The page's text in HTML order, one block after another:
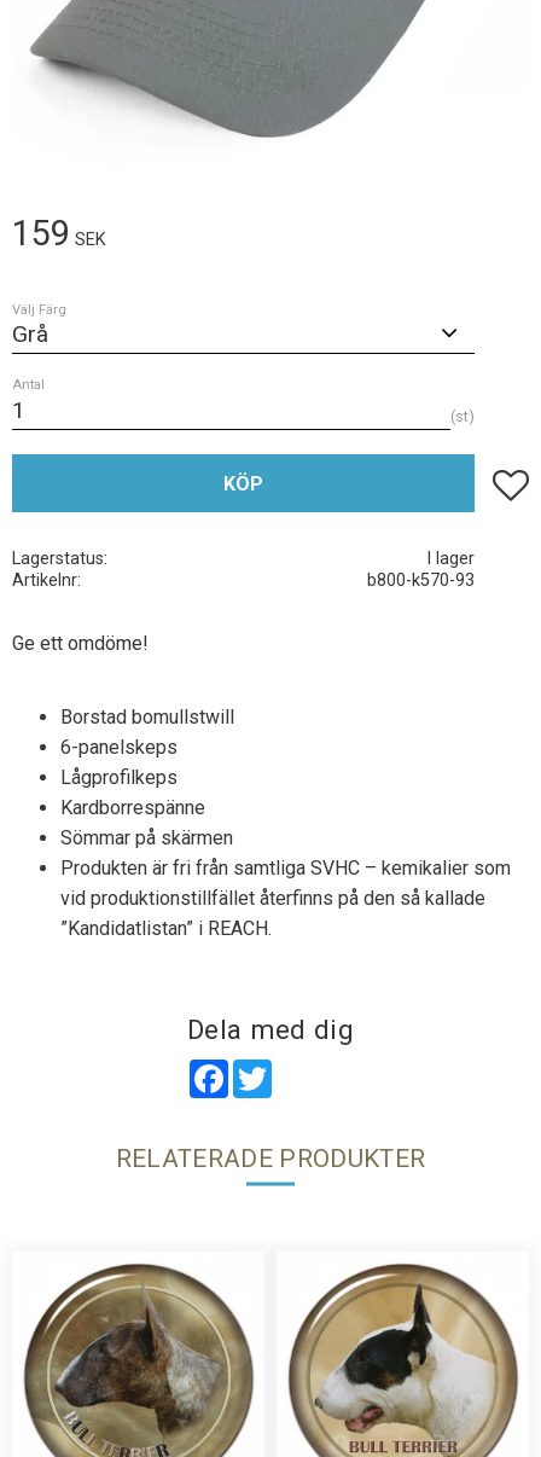
159 SEK
Välj Färg
Antal
st
KÖP Lägg
Lagerstatus
I lager
Artikelnr
b800-k570-93
Ge ett omdöme!
Borstad bomullstwill
6-panelskeps
Lågprofilkeps
Kardborrespänne
Sömmar på skärmen
Produkten är fri från samtliga SVHC – kemikalier som
vid produktionstillfället återfinns på den så kallade
”Kandidatlistan” i REACH.
Dela med dig
Facebook
RELATERADE PRODUKTER